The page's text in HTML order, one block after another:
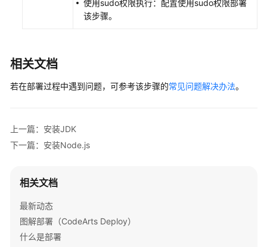
服
务
首
配
CodeArts
服
务
的
主
机
集
使用sudo权限执行：配置使用sudo权限部署
该步骤。
相关文档
若在部署过程中遇到问题，可参考该步骤的常见问题解决办法。
上一篇：安装JDK
下一篇：安装Node.js
相关文档
最新动态
图解部署（CodeArts Deploy）
什么是部署